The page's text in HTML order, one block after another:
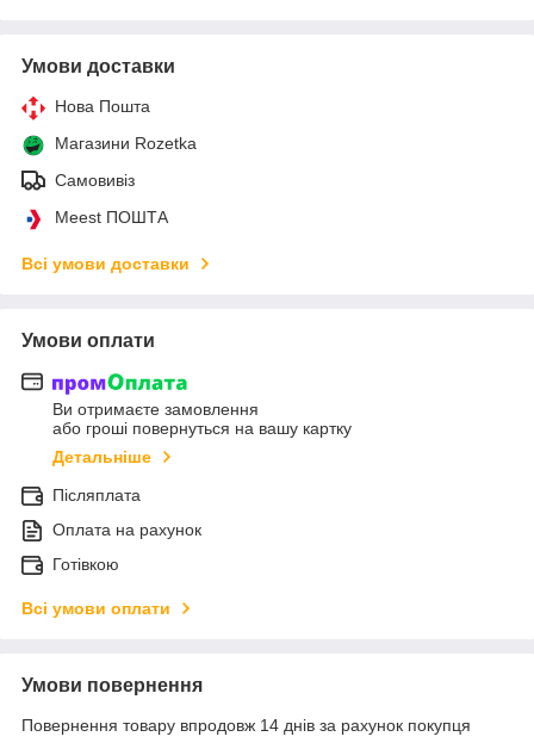
Умови доставки
Нова Пошта
Магазини Rozetka
Самовивіз
Meest ПОШТА
Всі умови доставки
Умови оплати
Ви отримаєте замовлення
або гроші повернуться на вашу картку
Детальніше
Післяплата
Оплата на рахунок
Готівкою
Всі умови оплати
Умови повернення
Повернення товару впродовж 14 днів за рахунок покупця